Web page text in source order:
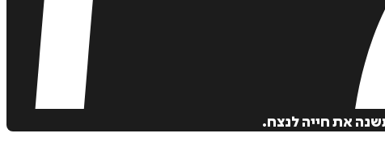
את חייה לנצח.